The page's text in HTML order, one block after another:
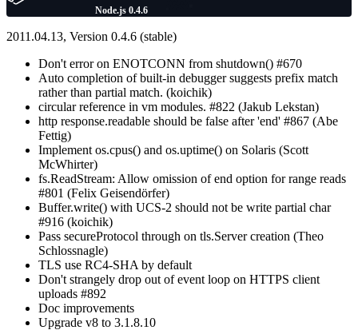
Node.js 0.4.6
2011.04.13, Version 0.4.6 (stable)
Don't error on ENOTCONN from shutdown() #670
Auto completion of built-in debugger suggests prefix match
rather than partial match. (koichik)
circular reference in vm modules. #822 (Jakub Lekstan)
http response.readable should be false after 'end' #867 (Abe
Fettig)
Implement os.cpus() and os.uptime() on Solaris (Scott
McWhirter)
fs.ReadStream: Allow omission of end option for range reads
#801 (Felix Geisendörfer)
Buffer.write() with UCS-2 should not be write partial char
#916 (koichik)
Pass secureProtocol through on tls.Server creation (Theo
Schlossnagle)
TLS use RC4-SHA by default
Don't strangely drop out of event loop on HTTPS client
uploads #892
Doc improvements
Upgrade v8 to 3.1.8.10